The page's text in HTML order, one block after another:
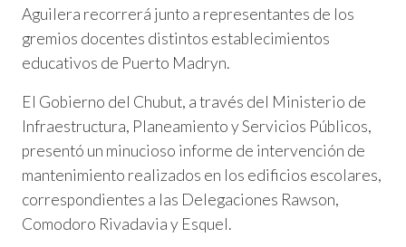
Aguilera recorrerá junto a representantes de los
gremios docentes distintos establecimientos
educativos de Puerto Madryn.
El Gobierno del Chubut, a través del Ministerio de
Infraestructura, Planeamiento y Servicios Públicos,
presentó un minucioso informe de intervención de
mantenimiento realizados en los edificios escolares,
correspondientes a las Delegaciones Rawson,
Comodoro Rivadavia y Esquel.